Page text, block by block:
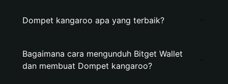
Dompet kangaroo apa yang terbaik?
Bagaimana cara mengunduh Bitget Wallet
dan membuat Dompet kangaroo?